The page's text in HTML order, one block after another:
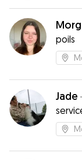
poils
Jade ·